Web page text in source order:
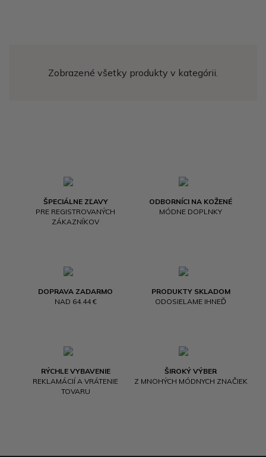
Zobrazené všetky produkty v kategórii.
ŠPECIÁLNE ZĽAVY
PRE REGISTROVANÝCH
ZÁKAZNÍKOV
ODBORNÍCI NA KOŽENÉ
MÓDNE DOPLNKY
DOPRAVA ZADARMO
NAD 64.44 €
PRODUKTY SKLADOM
ODOSIELAME IHNEĎ
RÝCHLE VYBAVENIE
REKLAMÁCIÍ A VRÁTENIE
TOVARU
ŠIROKÝ VÝBER
Z MNOHÝCH MÓDNYCH ZNAČIEK